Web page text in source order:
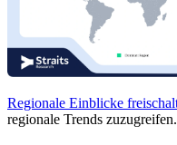
Regionale Einblicke
regionale Trends zuzugreifen.